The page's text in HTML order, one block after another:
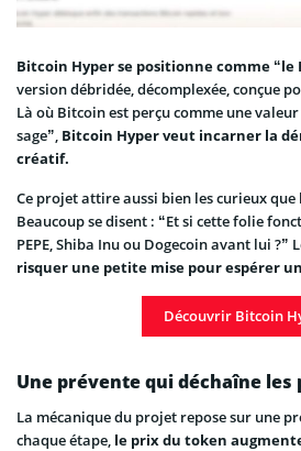
Bitcoin Hyper se positionne comme
version débridée, décomplexée, conçue
Là où Bitcoin est perçu comme une
sage”, Bitcoin Hyper veut incarner la
créatif.
Ce projet attire aussi bien les curieux
Beaucoup se disent : “Et si cette folie
PEPE, Shiba Inu ou Dogecoin avant lui ?”
risquer une petite mise pour espérer
Découvrir Bitcoin
Une prévente qui déchaîne les
La mécanique du projet repose sur une
chaque étape, le prix du token